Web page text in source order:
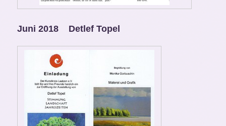
Juni 2018 Detlef Topel